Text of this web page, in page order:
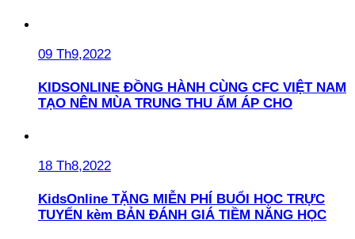
09 Th9,2022
KIDSONLINE ĐỒNG HÀNH CÙNG CFC VIỆT NAM
TẠO NÊN MÙA TRUNG THU ẤM ÁP CHO
18 Th8,2022
KidsOnline TẶNG MIỄN PHÍ BUỔI HỌC TRỰC
TUYẾN kèm BẢN ĐÁNH GIÁ TIỀM NĂNG HỌC